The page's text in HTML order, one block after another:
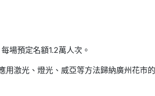
場預定名額1.2萬人次。
用激光、燈光、威亞等方法歸納廣州花市